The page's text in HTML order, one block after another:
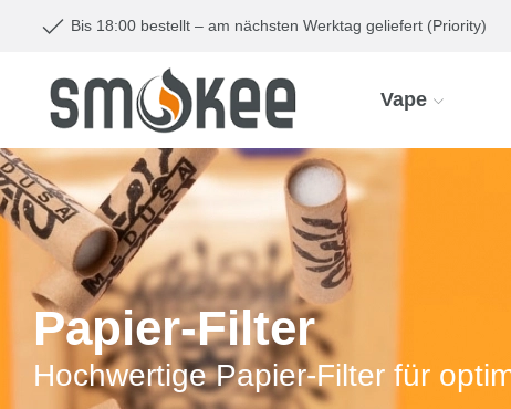
Bis 18:00 bestellt – am nächsten Werktag geliefert (Priority)
Vape
Papier-Filter
Hochwertige Papier-Filter für